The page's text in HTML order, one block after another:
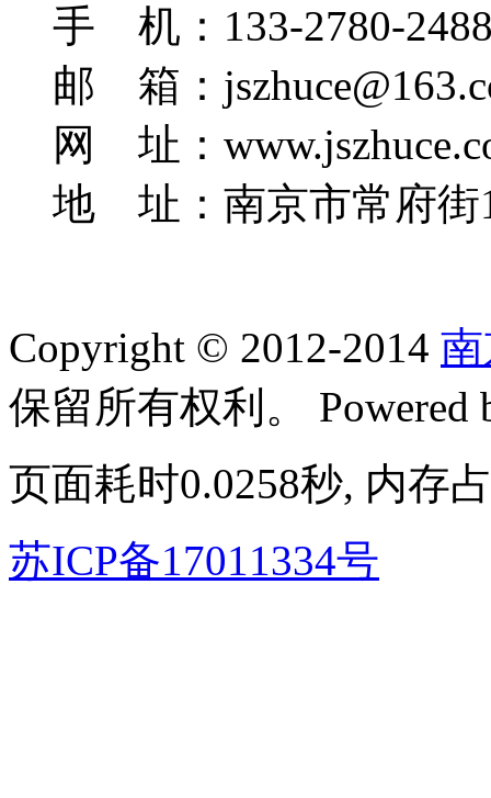
手 机：133-2780-
邮 箱：
网 址：
地 址：南京市常府街
Copyright © 2012-2014
保留所有权利。 Powered
页面耗时0.0258秒, 内存
苏ICP备17011334号